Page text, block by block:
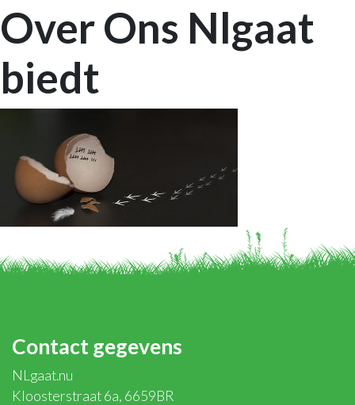
Over Ons Nlgaat
biedt
Contact gegevens
NLgaat.nu
Kloosterstraat 6a, 6659BR